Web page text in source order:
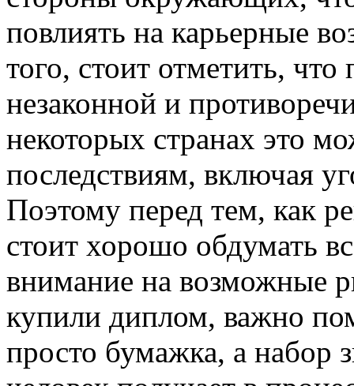
повлиять на карьерные
того, стоит отметить,
незаконной и
некоторых странах это
последствиям, включая
Поэтому перед тем, как
стоит хорошо обдумать
внимание на возможные
купили диплом, важно
просто бумажка, а набор